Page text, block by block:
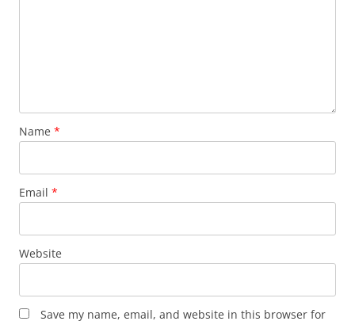
Name *
Email *
Website
Save my name, email, and website in this browser for